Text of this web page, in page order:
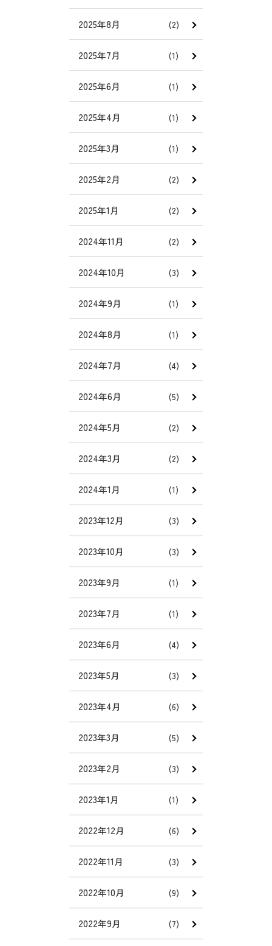
2025年8月 (2)
2025年7月 (1)
2025年6月 (1)
2025年4月 (1)
2025年3月 (1)
2025年2月 (2)
2025年1月 (2)
2024年11月 (2)
2024年10月 (3)
2024年9月 (1)
2024年8月 (1)
2024年7月 (4)
2024年6月 (5)
2024年5月 (2)
2024年3月 (2)
2024年1月 (1)
2023年12月 (3)
2023年10月 (3)
2023年9月 (1)
2023年7月 (1)
2023年6月 (4)
2023年5月 (3)
2023年4月 (6)
2023年3月 (5)
2023年2月 (3)
2023年1月 (1)
2022年12月 (6)
2022年11月 (3)
2022年10月 (9)
2022年9月 (7)